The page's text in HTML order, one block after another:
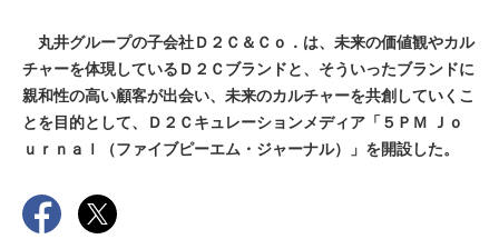
丸井グループの子会社Ｄ２Ｃ＆Ｃｏ．は、未来の価値観やカル
チャーを体現しているＤ２Ｃブランドと、そういったブランドに
親和性の高い顧客が出会い、未来のカルチャーを共創していくこ
とを目的として、Ｄ２Ｃキュレーションメディア「５ＰＭ Ｊｏ
ｕｒｎａｌ（ファイブピーエム・ジャーナル）」を開設した。